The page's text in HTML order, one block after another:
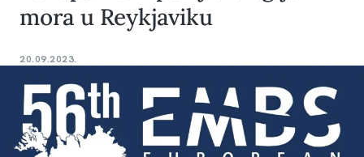
mora u Reykjaviku
20.09.2023.